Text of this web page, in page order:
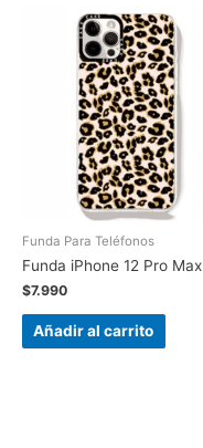
Funda Para Teléfonos
Funda iPhone 12 Pro Max
$7.990
Añadir al carrito